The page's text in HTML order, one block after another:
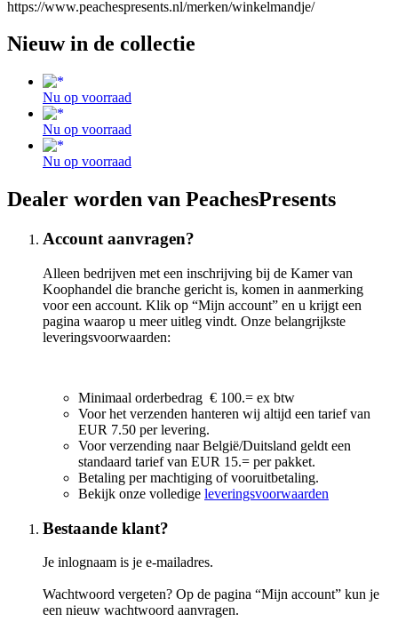
https://www.peachespresents.nl/merken/winkelmandje/
Nieuw in de collectie
Nu op voorraad
Nu op voorraad
Nu op voorraad
Dealer worden van PeachesPresents
Account aanvragen?
Alleen bedrijven met een inschrijving bij de Kamer van
Koophandel die branche gericht is, komen in aanmerking
voor een account. Klik op “Mijn account” en u krijgt een
pagina waarop u meer uitleg vindt. Onze belangrijkste
leveringsvoorwaarden:
Minimaal orderbedrag € 100.= ex btw
Voor het verzenden hanteren wij altijd een tarief van
EUR 7.50 per levering.
Voor verzending naar België/Duitsland geldt een
standaard tarief van EUR 15.= per pakket.
Betaling per machtiging of vooruitbetaling.
Bekijk onze volledige leveringsvoorwaarden
Bestaande klant?
Je inlognaam is je e-mailadres.
Wachtwoord vergeten? Op de pagina “Mijn account” kun je
een nieuw wachtwoord aanvragen.